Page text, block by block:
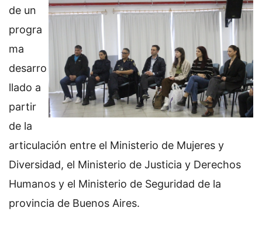
de un
progra
ma
desarro
llado a
partir
de la
articulación entre el Ministerio de Mujeres y
Diversidad, el Ministerio de Justicia y Derechos
Humanos y el Ministerio de Seguridad de la
provincia de Buenos Aires.